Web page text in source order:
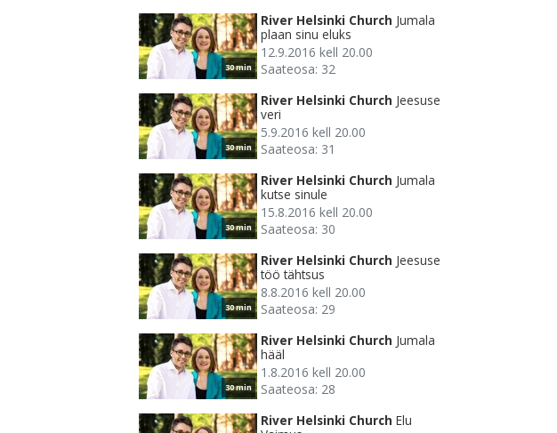
30 min
River Helsinki Church Jumala
plaan sinu eluks
12.9.2016 kell 20.00
Saateosa: 32
30 min
River Helsinki Church Jeesuse
veri
5.9.2016 kell 20.00
Saateosa: 31
30 min
River Helsinki Church Jumala
kutse sinule
15.8.2016 kell 20.00
Saateosa: 30
30 min
River Helsinki Church Jeesuse
töö tähtsus
8.8.2016 kell 20.00
Saateosa: 29
30 min
River Helsinki Church Jumala
hääl
1.8.2016 kell 20.00
Saateosa: 28
River Helsinki Church Elu